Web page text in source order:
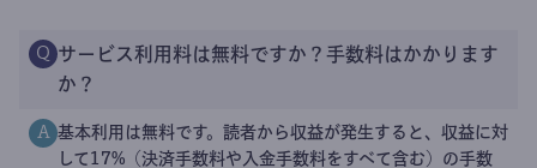
Q サービス利用料は無料ですか？手数料はかかります
か？
A 基本利用は無料です。読者から収益が発生すると、収益に対
して17%（決済手数料や入金手数料をすべて含む）の手数